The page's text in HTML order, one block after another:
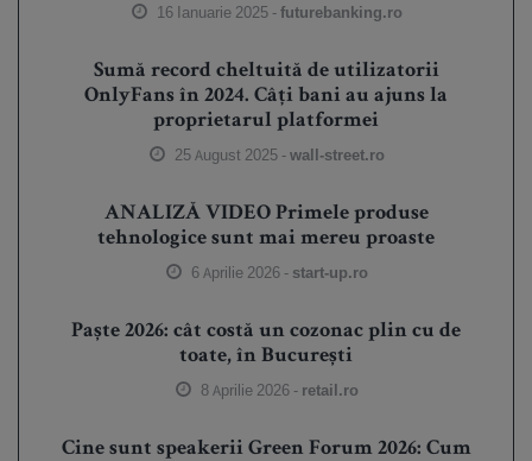
16 Ianuarie 2025 -futurebanking.ro
Sumă record cheltuită de utilizatorii
OnlyFans în 2024. Câți bani au ajuns la
proprietarul platformei
25 August 2025 -wall-street.ro
ANALIZĂ VIDEO Primele produse
tehnologice sunt mai mereu proaste
6 Aprilie 2026 - start-up.ro
Paște 2026: cât costă un cozonac plin cu de
toate, în București
8 Aprilie 2026 - retail.ro
Cine sunt speakerii Green Forum 2026: Cum